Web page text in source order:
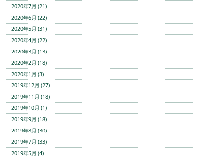
2020年7月 (21)
2020年6月 (22)
2020年5月 (31)
2020年4月 (22)
2020年3月 (13)
2020年2月 (18)
2020年1月 (3)
2019年12月 (27)
2019年11月 (18)
2019年10月 (1)
2019年9月 (18)
2019年8月 (30)
2019年7月 (33)
2019年5月 (4)